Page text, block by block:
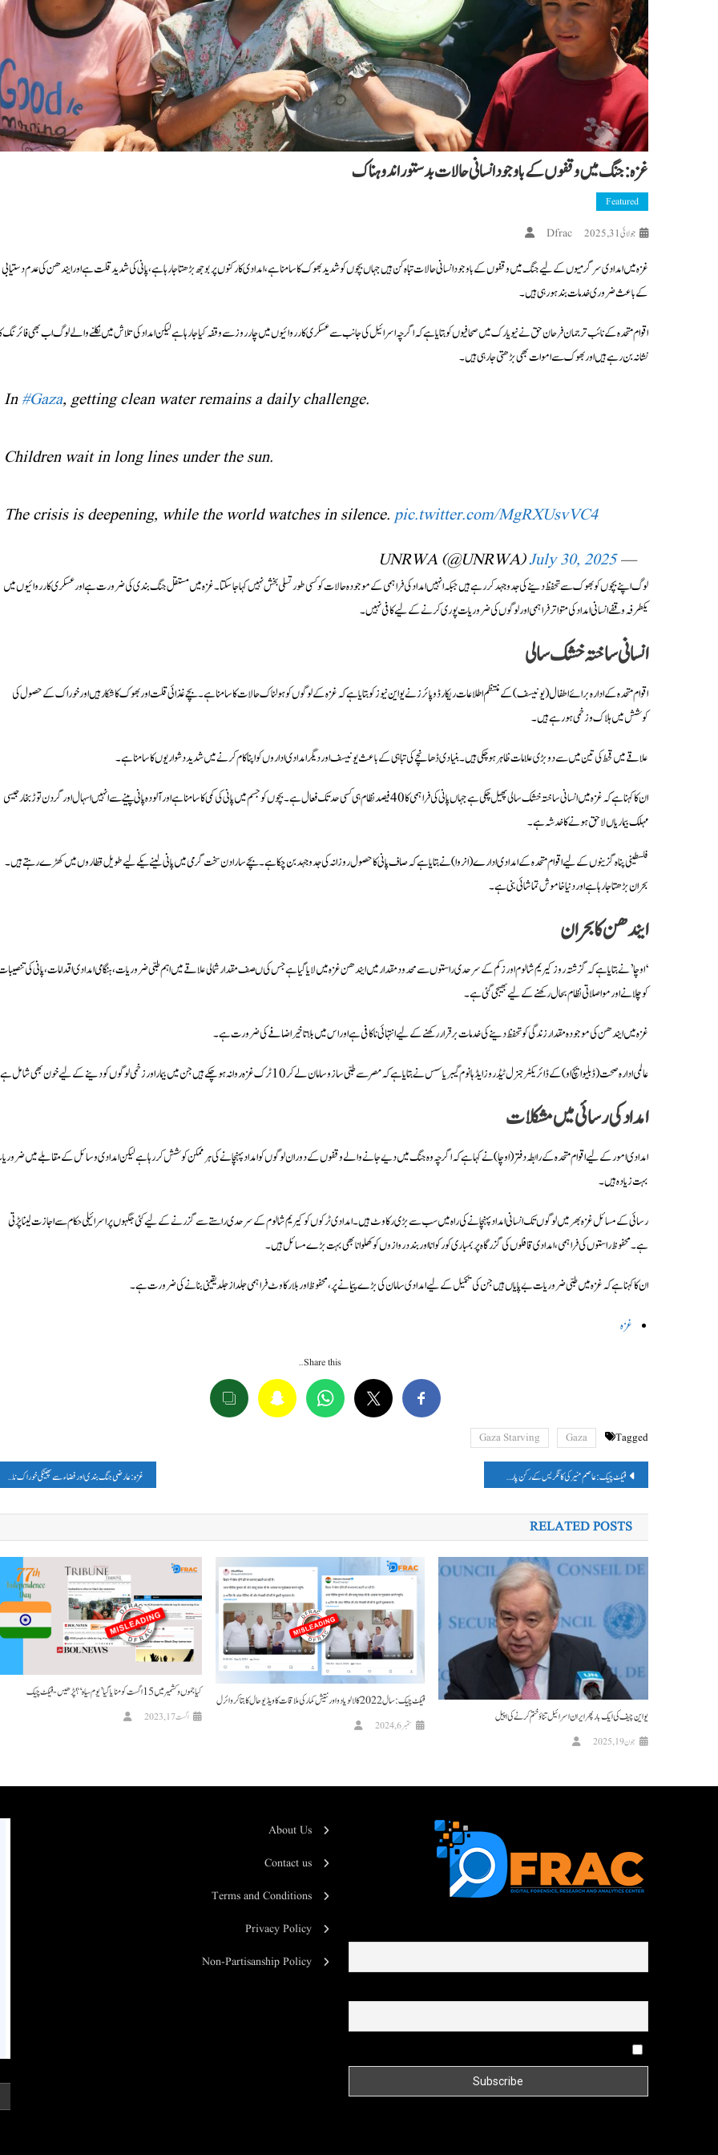
غزہ: جنگ میں وقفوں کے باوجود انسانی حالات بدستور اندوہناک
Featured
جولائی 31, 2025 Dfrac
غزہ میں امدادی سرگرمیوں کے لیے جنگ میں وقفوں کے باوجود انسانی حالات تباہ کن ہیں جہاں بچوں کو شدید بھوک کا سامنا ہے، امدادی کارکنوں پر بوجھ بڑھتا جا رہا ہے، پانی کی شدید قلت ہے اور ایندھن کی عدم دستیابی
کے باعث ضروری خدمات بند ہو رہی ہیں۔
اقوام متحدہ کے نائب ترجمان فرحان حق نے نیویارک میں صحافیوں کو بتایا ہے کہ اگرچہ اسرائیل کی جانب سے عسکری کارروائیوں میں چار روز سے وقفہ کیا جا رہا ہے لیکن امداد کی تلاش میں نکلنے والے لوگ اب بھی فائرنگ
نشانہ بن رہے ہیں اور بھوک سے اموات بھی بڑھتی جا رہی ہیں۔
In#Gaza, getting clean water remains a daily challenge.
Children wait in long lines under the sun.
The crisis is deepening, while the world watches in silence. pic.twitter.com/MgRXUsvVC4
— UNRWA (@UNRWA)
July 30, 2025
لوگ اپنے بچوں کو بھوک سے تحفظ دینے کی جدوجہد کر رہے ہیں جبکہ انہیں امداد کی فراہمی کے موجودہ حالات کو کسی طور تسلی بخش نہیں کہا جا سکتا۔ غزہ میں مستقل جنگ بندی کی ضرورت ہے اور عسکری کارروائیوں میں
یکطرفہ وقفے انسانی امداد کی متواتر فراہمی اور لوگوں کی ضروریات پوری کرنے کے لیے کافی نہیں۔
انسانی ساختہ خشک سالی
اقوام متحدہ کے ادارہ برائے اطفال (یونیسف) کے منتظم اطلاعات ریکارڈو پائرز نے یو این نیوز کو بتایا ہے کہ غزہ کے لوگوں کو ہولناک حالات کا سامنا ہے۔ بچے غذائی قلت اور بھوک کا شکار ہیں اور خوراک کے حصول کی
کوشش میں ہلاک و زخمی ہو رہے ہیں۔
علاقے میں قحط کی تین میں سے دو بڑی علامات ظاہر ہو چکی ہیں۔ بنیادی ڈھانچے کی تباہی کے باعث یونیسف اور دیگر امدادی اداروں کو اپنا کام کرنے میں شدید دشواریوں کا سامنا ہے۔
ان کا کہنا ہے کہ غزہ میں انسانی ساختہ خشک سالی پھیل چکی ہے جہاں پانی کی فراہمی کا 40 فیصد نظام ہی کسی حد تک فعال ہے۔ بچوں کو جسم میں پانی کی کمی کا سامنا ہے اور آلودہ پانی پینے سے انہیں اسہال اور گردن توڑ بخار جیسی
مہلک بیماریاں لاحق ہونے کا خدشہ ہے۔
فلسطینی پناہ گزینوں کے لیے اقوام متحدہ کے امدادی ادارے (انروا) نے بتایا ہے کہ صاف پانی کا حصول روزانہ کی جدوجہد بن چکا ہے۔ بچے سارا دن سخت گرمی میں پانی لینے یکےلیے طویل قطاروں میں کھڑے رہتے ہیں۔
بحران بڑھتا جا رہا ہے اور دنیا خاموش تماشائی بنی ہے۔
ایندھن کا بحران
‘اوچا’ نے بتایا ہے کہ گزشتہ روز کیریم شالوم اور زکم کے سرحدی راستوں سے محدود مقدار میں ایندھن غزہ میں لایا گیا ہے جس کی ںصف مقدار شمالی علاقے میں اہم طبی ضروریات، ہنگامی امدادی اقدامات، پانی کی
کو چلانے اور مواصلاتی نظام بحال رکھنے کے لیے بھیجی گئی ہے۔
غزہ میں ایندھن کی موجودہ مقدار زندگی کو تحفظ دینے کی خدمات برقرار رکھنے کے لیے انتہائی ناکافی ہے اور اس میں بلاتاخیر اضافے کی ضرورت ہے۔
عالمی ادارہ صحت (ڈبلیو ایچ او) کے ڈائریکٹر جنرل ٹیڈروز ایڈہانوم گیبریاسس نے بتایا ہے کہ مصر سے طبی سازوسامان لے کر 10 ٹرک غزہ روانہ ہو چکے ہیں جن میں بیمار اور زخمی لوگوں کو دینے کے لیے خون بھی شامل ہے۔
امداد کی رسائی میں مشکلات
امدادی امور کے لیے اقوام متحدہ کے رابطہ دفتر (اوچا) نے کہا ہے کہ اگرچہ وہ جنگ میں دیے جانے والے وقفوں کے دوران لوگوں کو امداد پہنچانے کی ہرممکن کوشش کر رہا ہے لیکن امدادی وسائل کے مقابلے میں
بہت زیادہ ہیں۔
رسائی کے مسائل غزہ بھر میں لوگوں تک انسانی امداد پہنچانے کی راہ میں سب سے بڑی رکاوٹ ہیں۔ امدادی ٹرکوں کو کیریم شالوم کے سرحدی راستے سے گزرنے کے لیے کئی جگہوں پر اسرائیلی حکام سے اجازت لینا پڑتی
ہے۔ محفوظ راستوں کی فراہمی، امدادی قافلوں کی گزرگاہ پر بمباری کو رکوانا اور بند دروازوں کو کھلوانا بھی بہت بڑے مسائل ہیں۔
ان کا کہنا ہے کہ غزہ میں طبی ضروریات بے پایاں ہیں جن کی تکمیل کے لیے امدادی سامان کی بڑے پیمانے پر، محفوظ اور بلارکاوٹ فراہمی جلد از جلد یقینی بنانے کی ضرورت ہے۔
غزہ
Share this…
Tagged
Gaza
Gaza Starving
پوسٹوں
کی
نیویگیشن
فیکٹ چیک: عاصم منیر کی کانگریس کے رکن پارلیمنٹ گورو گوگوئی کو میڈل دینے والی وائرل تصویر AI سے بنائی گئی ہے۔ غزہ: عارضی جنگ بندی اور فضاء سے پھینکی خوراک ناکافی، یو این ادارے
RELATED POSTS
یو این چیف کی ایک بار پھر ایران اسرائیل تناؤ ختم کرنے کی اپیل
جون 19, 2025
فیکٹ چیک : سال 2022 کا لالو یادو اور نتیش کمار کی ملاقات کا ویڈیو حال کا بتاکر وائرل
ستمبر 6, 2024
کیا جموں و کشمیر میں 15 اگست کو منایا گیا ’یوم سیاہ‘؟ پڑھیں- فیکٹ چیک
اگست 17, 2023
About Us
Contact us
Terms and Conditions
Privacy Policy
Non-Partisanship Policy